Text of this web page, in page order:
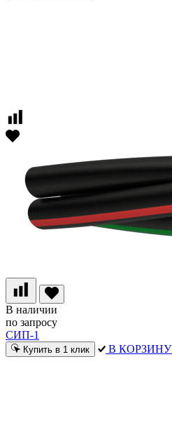
В наличии
по запросу
СИП-1
Купить в 1 клик В КОРЗИНУ